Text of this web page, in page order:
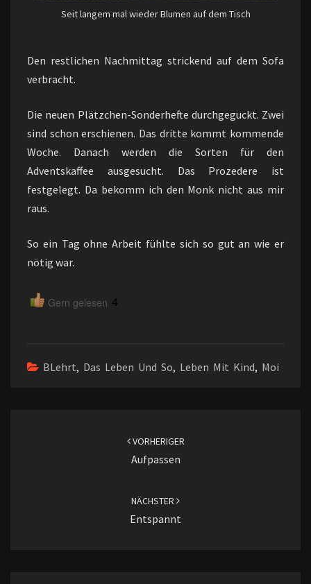
Seit langem mal wieder Blumen auf dem Tisch
Den restlichen Nachmittag strickend auf dem Sofa
verbracht.
Die neuen Plätzchen-Sonderhefte durchgeguckt. Zwei
sind schon erschienen. Das dritte kommt kommende
Woche. Danach werden die Sorten für den
Adventskaffee ausgesucht. Das Prozedere ist
festgelegt. Da bekomm ich den Monk nicht aus mir
raus.
So ein Tag ohne Arbeit fühlte sich so gut an wie er
nötig war.
Gern gelesen 4
BLehrt, Das Leben Und So, Leben Mit Kind, Moi
VORHERIGER
Aufpassen
NÄCHSTER
Entspannt